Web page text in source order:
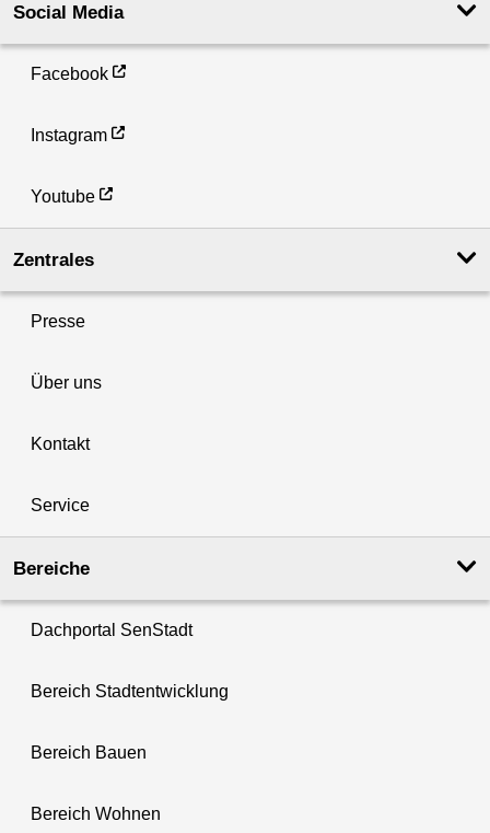
Social Media
Facebook
Instagram
Youtube
Zentrales
Presse
Über uns
Kontakt
Service
Bereiche
Dachportal SenStadt
Bereich Stadtentwicklung
Bereich Bauen
Bereich Wohnen